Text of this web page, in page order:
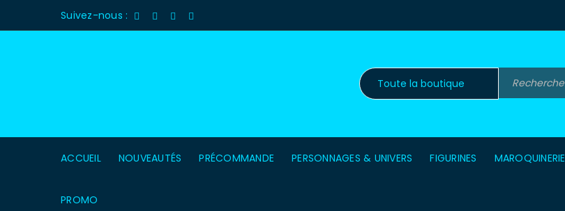
Suivez-nous :
ACCUEIL NOUVEAUTÉS PRÉCOMMANDE PERSONNAGES & UNIVERS FIGURINES MAROQUINERIE
PROMO